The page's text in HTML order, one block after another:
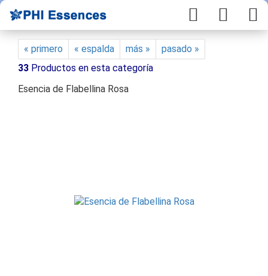
« primero « espalda más »
pasado »
33 Productos en esta categoría
Esencia de Flabellina Rosa